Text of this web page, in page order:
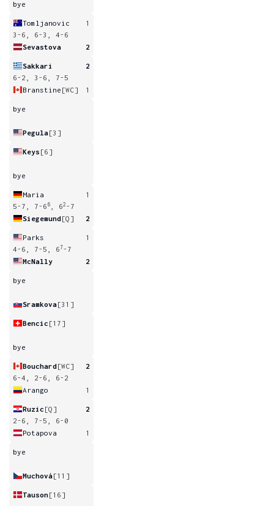
bye
Tomljanovic
1
3-6, 6-3, 4-6
Sevastova
2
Sakkari
2
6-2, 3-6, 7-5
Branstine [WC] 1
bye
Pegula[3]
Keys [6]
bye
Maria
1
5-7, 7-6 6 , 62 -7
Siegemund[Q] 2
Parks
1
4-6, 7-5, 67-7
McNally
2
bye
Sramkova[31]
Bencic [17]
bye
Bouchard[WC]
2
6-4, 2-6, 6-2
Arango
1
Ruzic [Q]
2
2-6, 7-5, 6-0
Potapova
1
bye
Muchová[11]
Tauson[16]